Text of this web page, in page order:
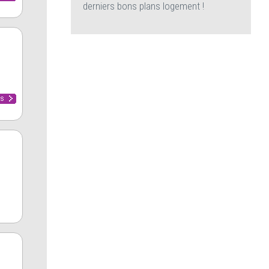
derniers bons plans logement !